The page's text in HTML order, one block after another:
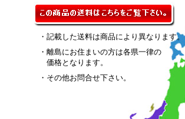
・記載した送料は商品により異なります。
・離島にお住まいの方は各県一律の
価格となります。
・その他お問合せ下さい。